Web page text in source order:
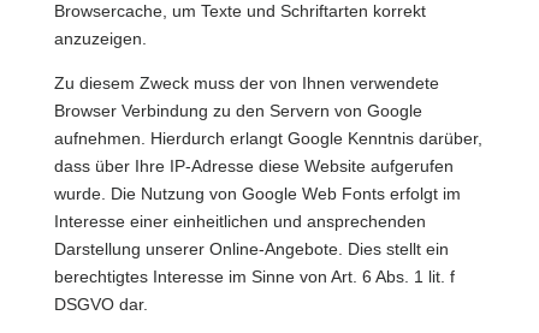
Browsercache, um Texte und Schriftarten korrekt
anzuzeigen.
Zu diesem Zweck muss der von Ihnen verwendete
Browser Verbindung zu den Servern von Google
aufnehmen. Hierdurch erlangt Google Kenntnis darüber,
dass über Ihre IP-Adresse diese Website aufgerufen
wurde. Die Nutzung von Google Web Fonts erfolgt im
Interesse einer einheitlichen und ansprechenden
Darstellung unserer Online-Angebote. Dies stellt ein
berechtigtes Interesse im Sinne von Art. 6 Abs. 1 lit. f
DSGVO dar.